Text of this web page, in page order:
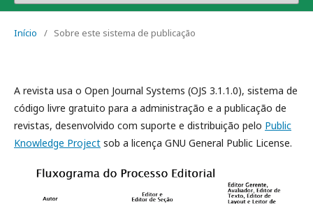
Início / Sobre este sistema de publicação
A revista usa o Open Journal Systems (OJS 3.1.1.0), sistema de
código livre gratuito para a administração e a publicação de
revistas, desenvolvido com suporte e distribuição pelo Public
Knowledge Project sob a licença GNU General Public License.